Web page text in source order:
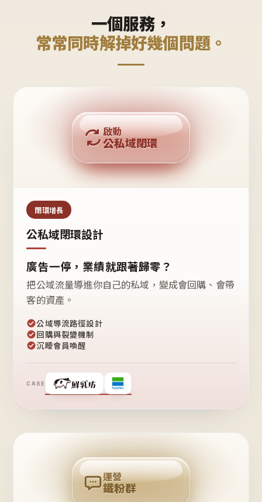
一個服務，
常常同時解掉好幾個問題。
公域流量
私域鐵粉
回購複利
啟動
公私域閉環
閉環增長
公私域閉環設計
廣告一停，業績就跟著歸零？
把公域流量導進你自己的私域，變成會回購、會帶
客的資產。
公域導流路徑設計
回購與裂變機制
沉睡會員喚醒
CASE
❤
粉
回
購
運營
鐵粉群